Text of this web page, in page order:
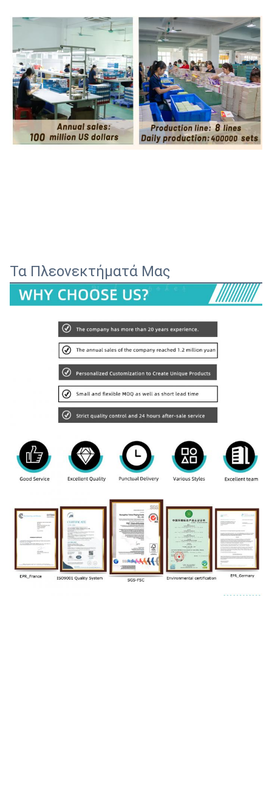
Τα Πλεονεκτήματά Μας